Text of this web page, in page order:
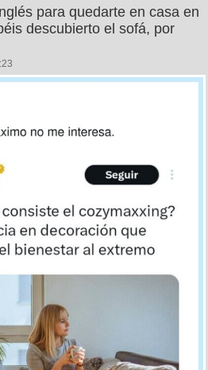
para quedarte en casa en
descubierto el sofá, por